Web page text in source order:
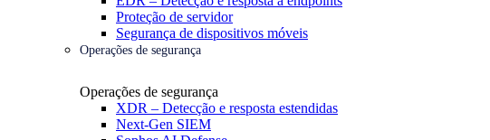
Proteção de servidor
Segurança de dispositivos móveis
Operações de segurança
Operações de segurança
XDR – Detecção e resposta estendidas
Next-Gen SIEM